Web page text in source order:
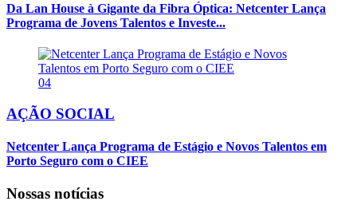
Da Lan House à Gigante da Fibra Óptica: Netcenter Lança
Programa de Jovens Talentos e Investe...
04
AÇÃO SOCIAL
Netcenter Lança Programa de Estágio e Novos Talentos em
Porto Seguro com o CIEE
Nossas notícias